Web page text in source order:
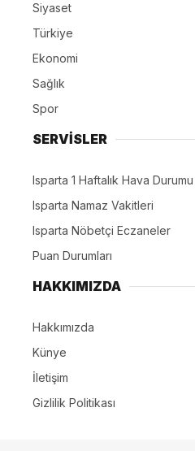
Siyaset
Türkiye
Ekonomi
Sağlık
Spor
SERVİSLER
Isparta 1 Haftalık Hava Durumu
Isparta Namaz Vakitleri
Isparta Nöbetçi Eczaneler
Puan Durumları
HAKKIMIZDA
Hakkımızda
Künye
İletişim
Gizlilik Politikası